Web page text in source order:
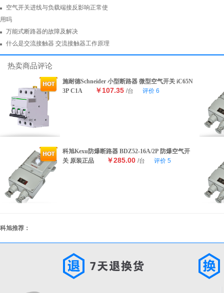
空气开关进线与负载端接反影响正常使
用吗
万能式断路器的故障及解决
什么是交流接触器 交流接触器工作原理
热卖商品评论
施耐德Schneider 小型断路器 微型空气开关 iC65N
3P C1A
￥107.35 /台 评价 6
科旭Kexu防爆断路器 BDZ52-16A/2P 防爆空气开
关 原装正品
￥285.00 /台 评价 5
科旭推荐：